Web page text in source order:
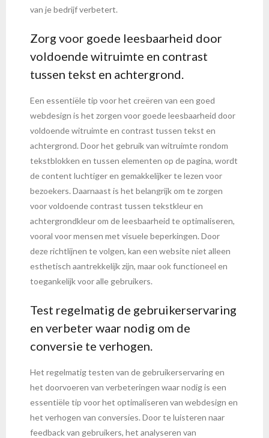
van je bedrijf verbetert.
Zorg voor goede leesbaarheid door
voldoende witruimte en contrast
tussen tekst en achtergrond.
Een essentiële tip voor het creëren van een goed
webdesign is het zorgen voor goede leesbaarheid door
voldoende witruimte en contrast tussen tekst en
achtergrond. Door het gebruik van witruimte rondom
tekstblokken en tussen elementen op de pagina, wordt
de content luchtiger en gemakkelijker te lezen voor
bezoekers. Daarnaast is het belangrijk om te zorgen
voor voldoende contrast tussen tekstkleur en
achtergrondkleur om de leesbaarheid te optimaliseren,
vooral voor mensen met visuele beperkingen. Door
deze richtlijnen te volgen, kan een website niet alleen
esthetisch aantrekkelijk zijn, maar ook functioneel en
toegankelijk voor alle gebruikers.
Test regelmatig de gebruikerservaring
en verbeter waar nodig om de
conversie te verhogen.
Het regelmatig testen van de gebruikerservaring en
het doorvoeren van verbeteringen waar nodig is een
essentiële tip voor het optimaliseren van webdesign en
het verhogen van conversies. Door te luisteren naar
feedback van gebruikers, het analyseren van